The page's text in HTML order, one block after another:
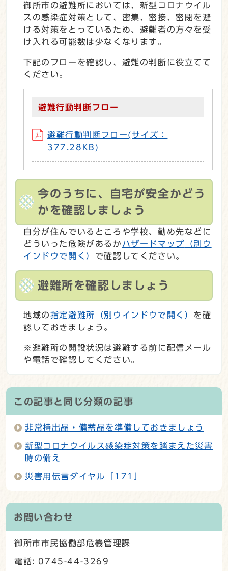
御所市の避難所においては、新型コロナウイル
スの感染症対策として、密集、密接、密閉を避
ける対策をとっているため、避難者の方々を受
け入れる可能数は少なくなります。
下記のフローを確認し、避難の判断に役立てて
ください。
避難行動判断フロー
避難行動判断フロー(サイズ：
377.28KB)
今のうちに、自宅が安全かどう
かを確認しましょう
自分が住んでいるところや学校、勤め先などに
どういった危険があるか ハザードマップ
（別ウ
インドウで開く） で確認してください。
避難所を確認しましょう
地域の指定避難所 （別ウインドウで開く） を確
認しておきましょう。
※避難所の開設状況は避難する前に配信メール
や電話で確認してください。
この記事と同じ分類の記事
非常持出品・備蓄品を準備しておきましょう
新型コロナウイルス感染症対策を踏まえた災害
時の備え
災害用伝言ダイヤル「171」
お問い合わせ
御所市市民協働部危機管理課
電話: 0745-44-3269